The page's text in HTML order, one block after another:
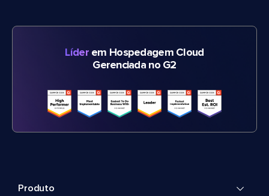
Líderem Hospedagem Cloud
Gerenciada no G2
Produto